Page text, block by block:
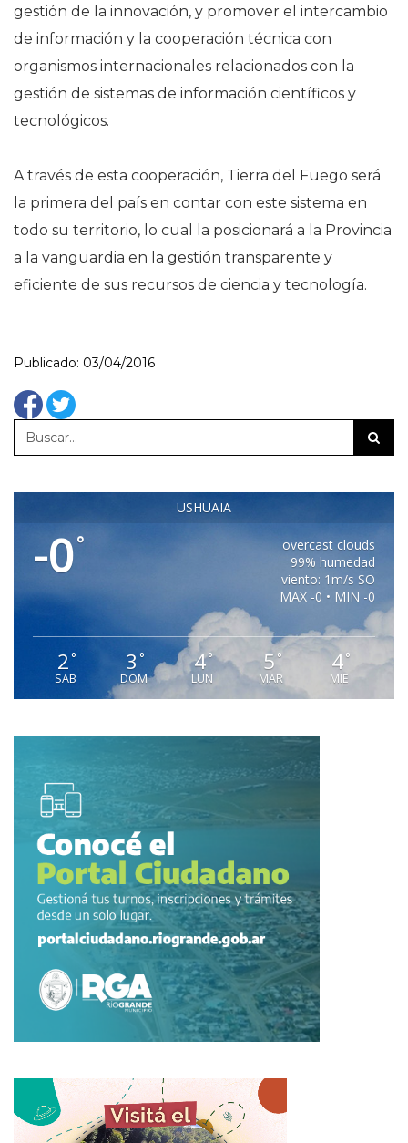
gestión de la innovación, y promover el intercambio
de información y la cooperación técnica con
organismos internacionales relacionados con la
gestión de sistemas de información científicos y
tecnológicos.
A través de esta cooperación, Tierra del Fuego será
la primera del país en contar con este sistema en
todo su territorio, lo cual la posicionará a la Provincia
a la vanguardia en la gestión transparente y
eficiente de sus recursos de ciencia y tecnología.
Publicado: 03/04/2016
USHUAIA
-0°
overcast clouds
99% humedad
viento: 1m/s SO
MAX -0 • MIN -0
2°
SAB
3 °
DOM
4°
LUN
5 °
MAR
4°
MIE